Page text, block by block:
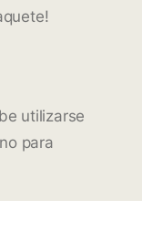
utilizarse
para